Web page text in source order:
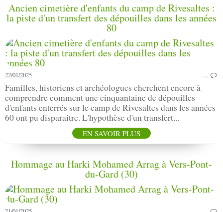
Ancien cimetière d'enfants du camp de Rivesaltes :
la piste d'un transfert des dépouilles dans les années
80
22/01/2025 …
Familles, historiens et archéologues cherchent encore à
comprendre comment une cinquantaine de dépouilles
d'enfants enterrés sur le camp de Rivesaltes dans les années
60 ont pu disparaitre. L'hypothèse d'un transfert...
EN SAVOIR PLUS
Hommage au Harki Mohamed Arrag à Vers-Pont-
du-Gard (30)